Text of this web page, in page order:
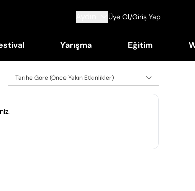
Üye Ol/Giriş Yap
Yarışma Eğitim
Tarihe Göre (Önce Yakın Etkinlikler)